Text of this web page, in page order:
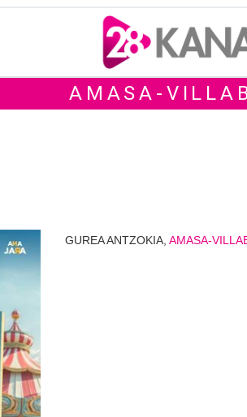
AMASA-
GUREA ANTZOKIA, AMASA-